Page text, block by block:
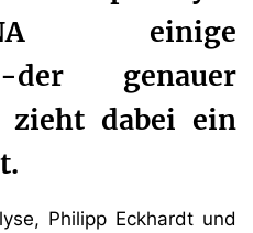
einige
der genauer
zieht dabei ein
Philipp Eckhardt und